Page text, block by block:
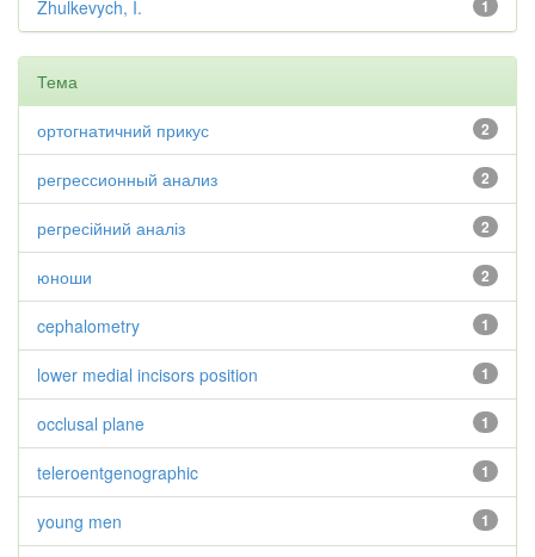
1
Zhulkevych, I.
Тема
2
ортогнатичний прикус
2
регрессионный анализ
2
регресійний аналіз
2
юноши
1
cephalometry
1
lower medial incisors position
1
occlusal plane
1
teleroentgenographic
1
young men